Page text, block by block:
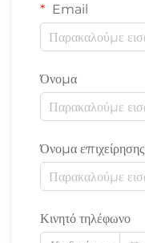
Email
Όνομα
Όνομα επιχείρησης
Κινητό τηλέφωνο